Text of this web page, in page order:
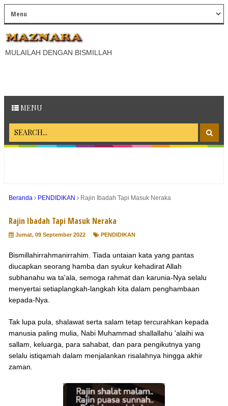
MULAILAH DENGAN BISMILLAH
MENU
Beranda PENDIDIKAN Rajin Ibadah Tapi Masuk Neraka
Rajin Ibadah Tapi Masuk Neraka
Jumat, 09 September 2022 PENDIDIKAN
Bismillahirrahmanirrahim. Tiada untaian kata yang pantas
diucapkan seorang hamba dan syukur kehadirat Allah
subhanahu wa ta'ala, semoga rahmat dan karunia-Nya selalu
menyertai setiaplangkah-langkah kita dalam penghambaan
kepada-Nya.
Tak lupa pula, shalawat serta salam tetap tercurahkan kepada
manusia paling mulia, Nabi Muhammad shallallahu 'alaihi wa
sallam, keluarga, para sahabat, dan para pengikutnya yang
selalu istiqamah dalam menjalankan risalahnya hingga akhir
zaman.